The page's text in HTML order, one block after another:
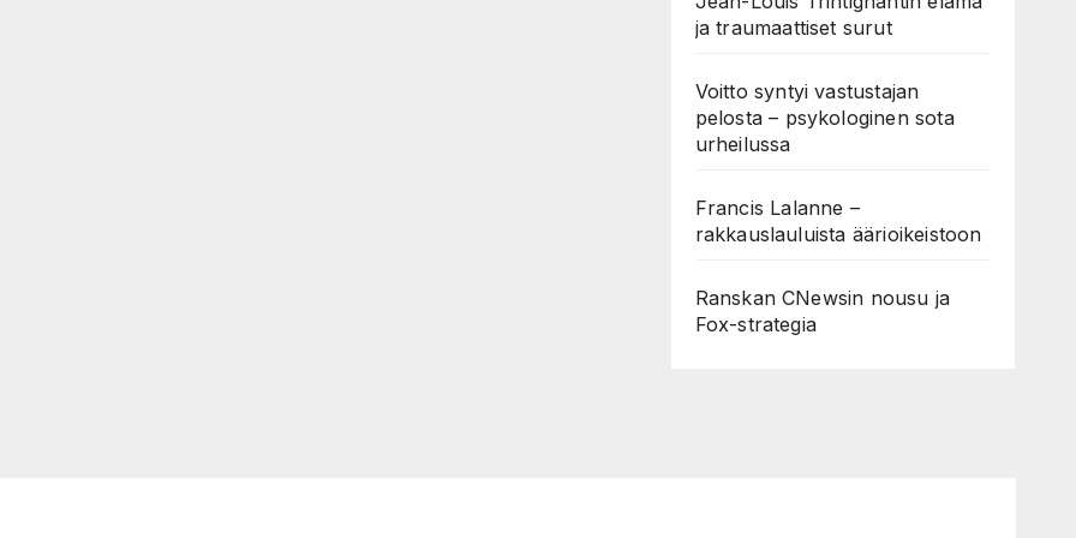
ja traumaattiset surut
Voitto syntyi vastustajan
pelosta – psykologinen sota
urheilussa
Francis Lalanne –
rakkauslauluista äärioikeistoon
Ranskan CNewsin nousu ja
Fox-strategia